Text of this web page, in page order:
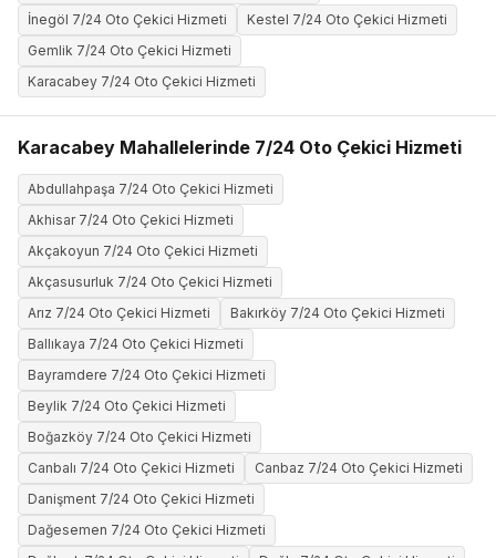
İnegöl 7/24 Oto Çekici Hizmeti
Kestel 7/24 Oto Çekici Hizmeti
Gemlik 7/24 Oto Çekici Hizmeti
Karacabey 7/24 Oto Çekici Hizmeti
Karacabey Mahallelerinde 7/24 Oto Çekici Hizmeti
Abdullahpaşa 7/24 Oto Çekici Hizmeti
Akhisar 7/24 Oto Çekici Hizmeti
Akçakoyun 7/24 Oto Çekici Hizmeti
Akçasusurluk 7/24 Oto Çekici Hizmeti
Arız 7/24 Oto Çekici Hizmeti
Bakırköy 7/24 Oto Çekici Hizmeti
Ballıkaya 7/24 Oto Çekici Hizmeti
Bayramdere 7/24 Oto Çekici Hizmeti
Beylik 7/24 Oto Çekici Hizmeti
Boğazköy 7/24 Oto Çekici Hizmeti
Canbalı 7/24 Oto Çekici Hizmeti
Canbaz 7/24 Oto Çekici Hizmeti
Danişment 7/24 Oto Çekici Hizmeti
Dağesemen 7/24 Oto Çekici Hizmeti